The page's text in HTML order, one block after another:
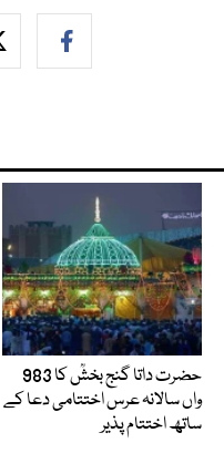
حضرت داتا گنج بخشؒ کا 983
واں سالانہ عرس اختتامی دعا کے
ساتھ اختتام پذیر